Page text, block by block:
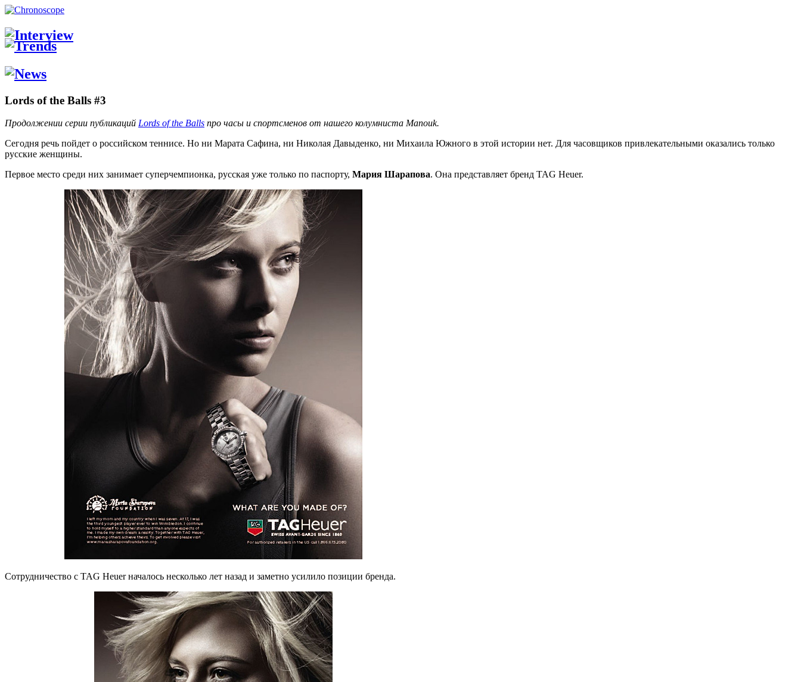
Lords of the Balls #3
Продолжении серии публикаций Lords of the Balls про часы и спортсменов от нашего колумниста Manouk.
Сегодня речь пойдет о российском теннисе. Но ни Марата Сафина, ни Николая Давыденко, ни Михаила Южного в этой истории нет. Для часовщиков привлекательными оказались только
русские женщины.
Первое место среди них занимает суперчемпионка, русская уже только по паспорту, Мария Шарапова. Она представляет бренд TAG Heuer.
Сотрудничество с TAG Heuer началось несколько лет назад и заметно усилило позиции бренда.